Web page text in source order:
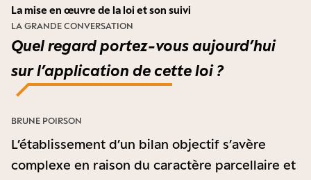
La mise en œuvre de la loi et son suivi
Quel regard portez-vous aujourd’hui
sur l’application de cette loi ?
LA GRANDE CONVERSATION
L’établissement d’un bilan objectif s’avère
complexe en raison du caractère parcellaire et
BRUNE POIRSON